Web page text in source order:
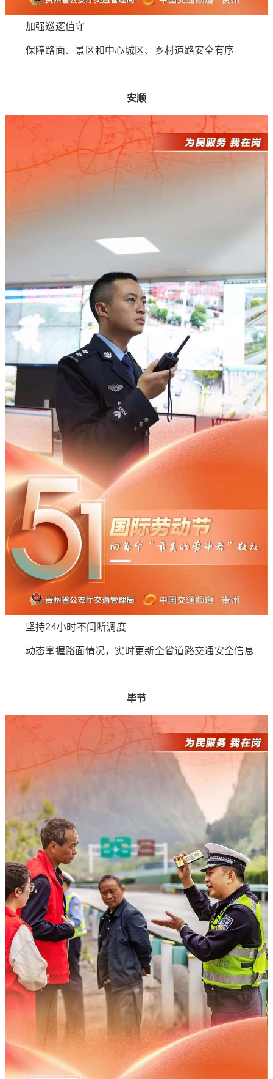
加强巡逻值守
保障路面、景区和中心城区、乡村道路安全有序
安顺
坚持24小时不间断调度
动态掌握路面情况，实时更新全省道路交通安全信息
毕节